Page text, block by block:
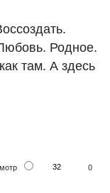
Родное.
там. А здесь
32 0